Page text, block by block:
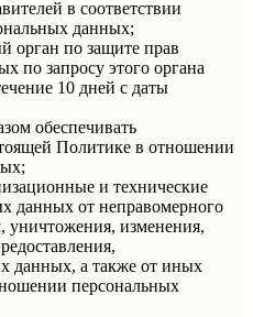
в соответствии
данных;
орган по защите прав
по запросу этого органа
10 дней с даты
обеспечивать
Политике в отношении
и технические
данных от неправомерного
уничтожения, изменения,
данных, а также от иных
персональных